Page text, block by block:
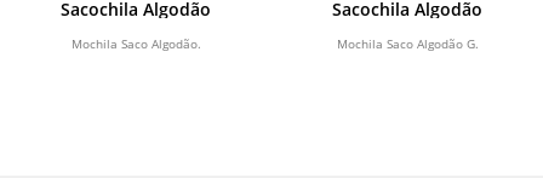
Sacochila Algodão
Mochila Saco Algodão.
Sacochila Algodão
Mochila Saco Algodão G.